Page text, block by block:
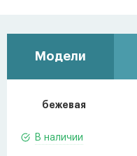
Модели
бежевая
В наличии